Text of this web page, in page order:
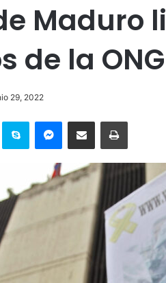
Maduro
de la
29, 2022
Skype MessengerCompartir por correo electrónicoImprimir